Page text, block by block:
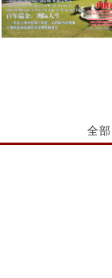
全部